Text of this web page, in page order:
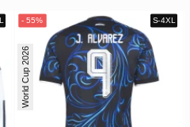
World Cup 2026